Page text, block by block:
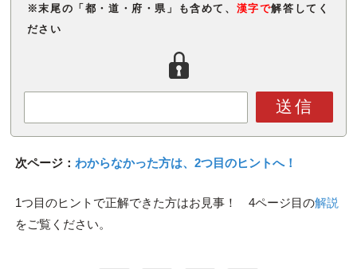
※末尾の「都・道・府・県」も含めて、 漢字で解答してく
ださい
送信
次ページ： わからなかった方は、2つ目のヒントへ！
1つ目のヒントで正解できた方はお見事！ 4ページ目の解説
をご覧ください。